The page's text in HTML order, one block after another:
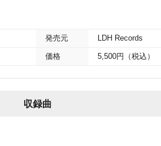
発売元 LDH Records
価格 5,500円（税込）
収録曲